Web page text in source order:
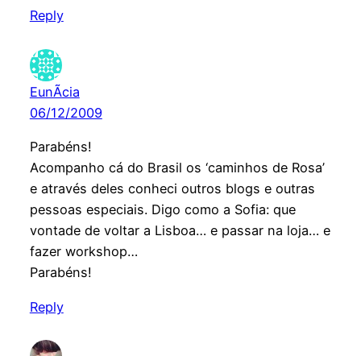
Reply
EunÃ­cia
06/12/2009
Parabéns!
Acompanho cá do Brasil os ‘caminhos de Rosa’
e através deles conheci outros blogs e outras
pessoas especiais. Digo como a Sofia: que
vontade de voltar a Lisboa… e passar na loja… e
fazer workshop…
Parabéns!
Reply